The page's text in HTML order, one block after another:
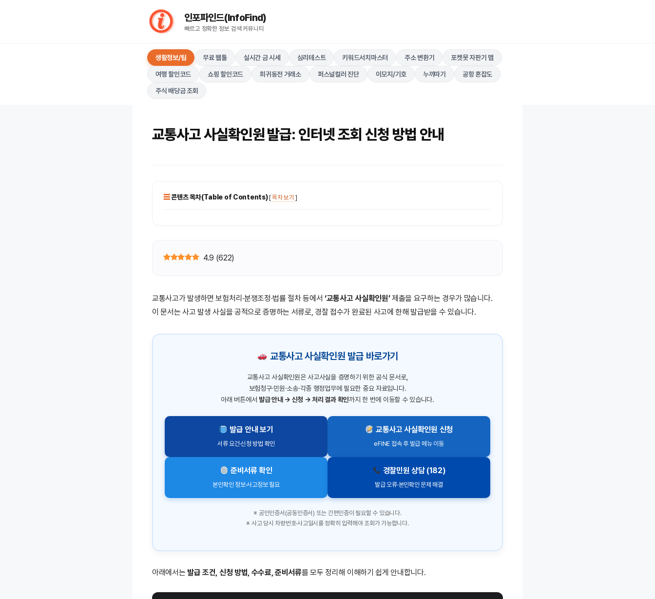
인포파인드(InfoFind)​​​​
빠르고 정확한 정보 검색 커뮤니티
생활정보/팁 무료 웹툴 실시간 금 시세 심리테스트 키워드서치마스터 주소 변환기 포켓못 자판기 맵
여행 할인코드 쇼핑 할인코드 희귀동전 거래소 퍼스널컬러 진단 이모지/기호 누끼따기 공항 혼잡도
주식 배당금 조회
교통사고 사실확인원 발급: 인터넷 조회 신청 방법 안내
콘텐츠 목차(Table of Contents)[목차 보기 ]
4.9 (622)
교통사고가 발생하면 보험처리·분쟁조정·법률 절차 등에서‘교통사고 사실확인원’제출을 요구하는 경우가 많습니다.
이 문서는 사고 발생 사실을 공적으로 증명하는 서류로, 경찰 접수가 완료된 사고에 한해 발급받을 수 있습니다.
교통사고 사실확인원 발급 바로가기
교통사고 사실확인원은 사고사실을 증명하기 위한 공식 문서로,
보험청구·민원·소송·각종 행정업무에 필요한 중요 자료입니다.
아래 버튼에서 발급 안내 → 신청 → 처리 결과 확인까지 한 번에 이동할 수 있습니다.
발급 안내 보기
서류 요건·신청 방법 확인
교통사고 사실확인원 신청
eFINE 접속 후 발급 메뉴 이동
준비서류 확인
본인확인 정보·사고정보 필요
경찰민원 상담 (182)
발급 오류·본인확인 문제 해결
※ 공인인증서(공동인증서) 또는 간편인증이 필요할 수 있습니다.
※ 사고 당시 차량번호·사고일시를 정확히 입력해야 조회가 가능합니다.
아래에서는 발급 조건, 신청 방법, 수수료, 준비서류를 모두 정리해 이해하기 쉽게 안내합니다.